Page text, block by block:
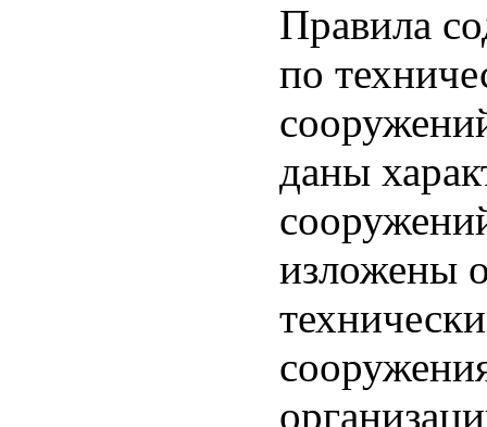
Правила
по
даны
изложены